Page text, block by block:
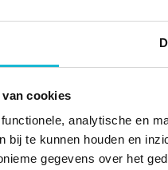
cookies
analytische en
bij te kunnen houden en
gegevens over het